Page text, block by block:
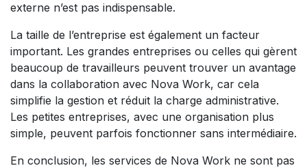
externe n’est pas indispensable.
La taille de l’entreprise est également un facteur
important. Les grandes entreprises ou celles qui gèrent
beaucoup de travailleurs peuvent trouver un avantage
dans la collaboration avec Nova Work, car cela
simplifie la gestion et réduit la charge administrative.
Les petites entreprises, avec une organisation plus
simple, peuvent parfois fonctionner sans intermédiaire.
En conclusion, les services de Nova Work ne sont pas